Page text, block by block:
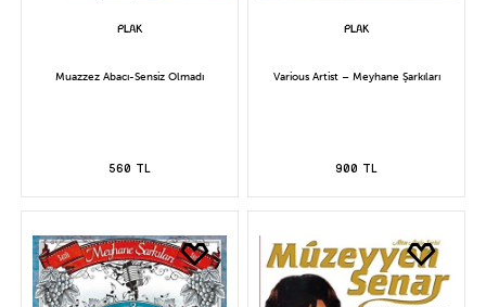
Muazzez Abacı-Sensiz Olmadı
560 TL
Various Artist – Meyhane Şarkıları
900 TL